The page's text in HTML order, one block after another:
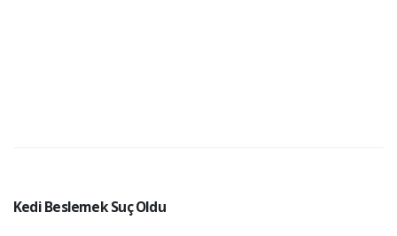
Kedi Beslemek Suç Oldu